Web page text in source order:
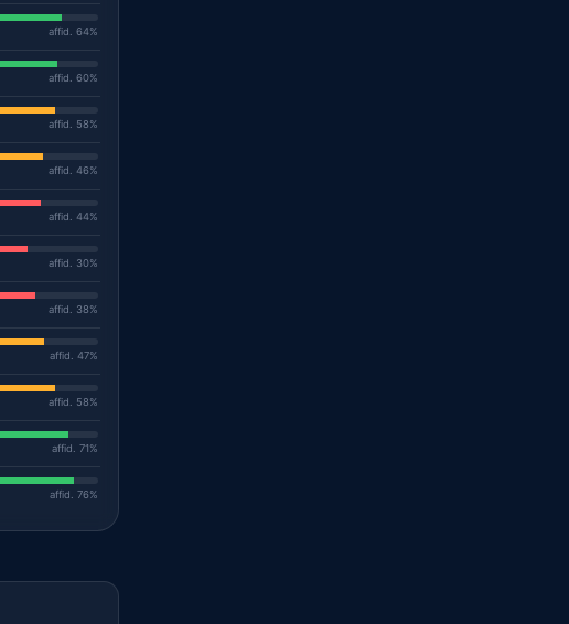
affid. 64%
affid. 60%
affid. 58%
affid. 46%
affid. 44%
affid. 30%
affid. 38%
affid. 47%
affid. 58%
affid. 71%
affid. 76%